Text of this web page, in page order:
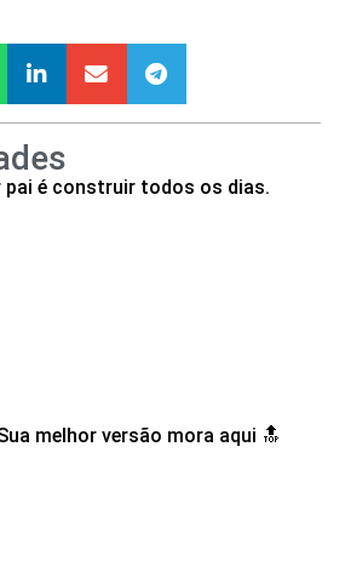
pai é construir todos os dias.
melhor versão mora aqui 🔝